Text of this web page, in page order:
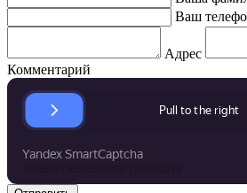
Ваш
Адрес
Комментарий